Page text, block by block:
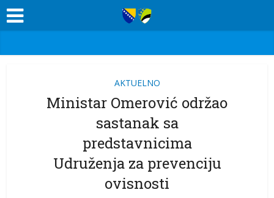
AKTUELNO
Ministar Omerović održao
sastanak sa
predstavnicima
Udruženja za prevenciju
ovisnosti